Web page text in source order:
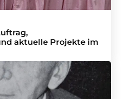
aktuelle Projekte im